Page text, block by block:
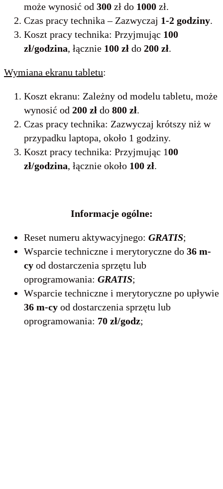
może wynosić od 300 zł do 1000 zł.
Czas pracy technika – Zazwyczaj 1-2 godziny.
Koszt pracy technika: Przyjmując 100
zł/godzina, łącznie 100 zł do 200 zł.
Wymiana ekranu tabletu:
Koszt ekranu: Zależny od modelu tabletu, może
wynosić od 200 zł do 800 zł.
Czas pracy technika: Zazwyczaj krótszy niż w
przypadku laptopa, około 1 godziny.
Koszt pracy technika: Przyjmując 100
zł/godzina, łącznie około 100 zł.
Informacje ogólne:
Reset numeru aktywacyjnego: GRATIS;
Wsparcie techniczne i merytoryczne do 36 m-
cy od dostarczenia sprzętu lub
oprogramowania: GRATIS;
Wsparcie techniczne i merytoryczne po upływie
36 m-cy od dostarczenia sprzętu lub
oprogramowania: 70 zł/godz;